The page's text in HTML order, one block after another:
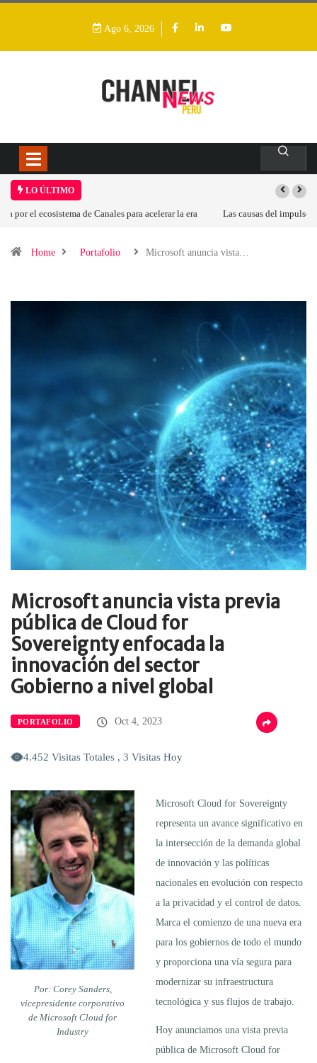
Ago 6, 2026
LO ÚLTIMO
Las causas del impulso al alza en el precio de las placas base
Home Portafolio Microsoft anuncia vista…
Microsoft anuncia vista previa
pública de Cloud for
Sovereignty enfocada la
innovación del sector
Gobierno a nivel global
PORTAFOLIO Oct 4, 2023
4.452 Visitas Totales , 3 Visitas Hoy
Por: Corey Sanders,
vicepresidente corporativo
de Microsoft Cloud for
Industry
Microsoft Cloud for Sovereignty
representa un avance significativo en
la intersección de la demanda global
de innovación y las políticas
nacionales en evolución con respecto
a la privacidad y el control de datos.
Marca el comienzo de una nueva era
para los gobiernos de todo el mundo
y proporciona una vía segura para
modernizar su infraestructura
tecnológica y sus flujos de trabajo.
Hoy anunciamos una vista previa
pública de Microsoft Cloud for